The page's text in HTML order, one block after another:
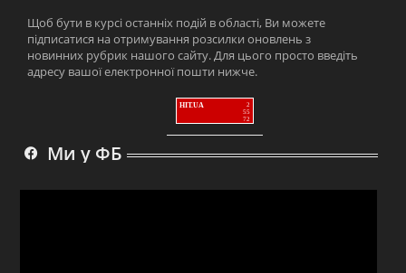
Щоб бути в курсі останніх подій в області, Ви можете
підписатися на отримування розсилки оновлень з
новинних рубрик нашого сайту. Для цього просто введіть
адресу вашої електронної пошти нижче.
HIT.UA
2
55
72
Ми у ФБ